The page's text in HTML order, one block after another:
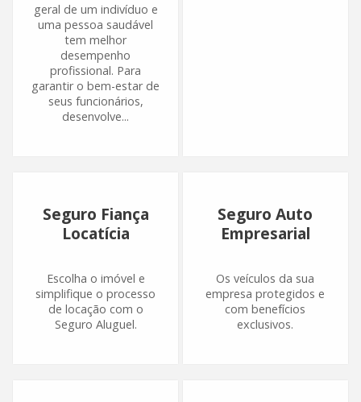
geral de um indivíduo e
uma pessoa saudável
tem melhor
desempenho
profissional. Para
garantir o bem-estar de
seus funcionários,
desenvolve...
Seguro Fiança
Locatícia
Escolha o imóvel e
simplifique o processo
de locação com o
Seguro Aluguel.
Seguro Auto
Empresarial
Os veículos da sua
empresa protegidos e
com benefícios
exclusivos.